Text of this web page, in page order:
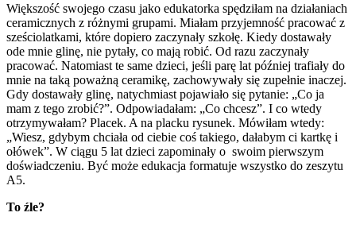
Większość swojego czasu jako edukatorka spędziłam na działaniach
ceramicznych z różnymi grupami. Miałam przyjemność pracować z
sześciolatkami, które dopiero zaczynały szkołę. Kiedy dostawały
ode mnie glinę, nie pytały, co mają robić. Od razu zaczynały
pracować. Natomiast te same dzieci, jeśli parę lat później trafiały do
mnie na taką poważną ceramikę, zachowywały się zupełnie inaczej.
Gdy dostawały glinę, natychmiast pojawiało się pytanie: „Co ja
mam z tego zrobić?”. Odpowiadałam: „Co chcesz”. I co wtedy
otrzymywałam? Placek. A na placku rysunek. Mówiłam wtedy:
„Wiesz, gdybym chciała od ciebie coś takiego, dałabym ci kartkę i
ołówek”. W ciągu 5 lat dzieci zapominały o swoim pierwszym
doświadczeniu. Być może edukacja formatuje wszystko do zeszytu
A5.
To źle?